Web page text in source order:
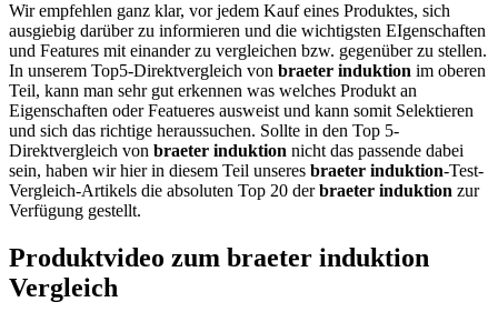
Wir empfehlen ganz klar, vor jedem Kauf eines Produktes, sich
ausgiebig darüber zu informieren und die wichtigsten EIgenschaften
und Features mit einander zu vergleichen bzw. gegenüber zu stellen.
In unserem Top5-Direktvergleich von braeter induktion im oberen
Teil, kann man sehr gut erkennen was welches Produkt an
Eigenschaften oder Featueres ausweist und kann somit Selektieren
und sich das richtige heraussuchen. Sollte in den Top 5-
Direktvergleich von braeter induktion nicht das passende dabei
sein, haben wir hier in diesem Teil unseres braeter induktion-Test-
Vergleich-Artikels die absoluten Top 20 derbraeter induktion zur
Verfügung gestellt.
Produktvideo zum braeter induktion
Vergleich